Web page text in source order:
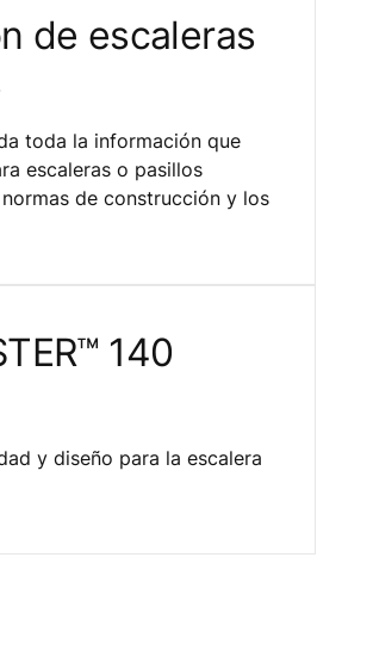
de escaleras
toda la información que
escaleras o pasillos
de construcción y los
140
y diseño para la escalera